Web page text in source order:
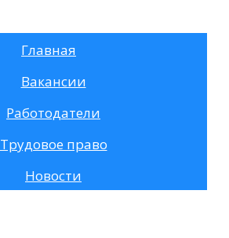
Главная
Вакансии
Работодатели
Трудовое право
Новости